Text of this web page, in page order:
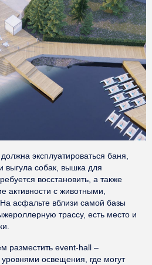
эксплуатироваться баня,
выгула собак, вышка для
восстановить, а также
активности с животными,
асфальте вблизи самой базы
трассу, есть место и
разместить event-hall –
освещения, где могут